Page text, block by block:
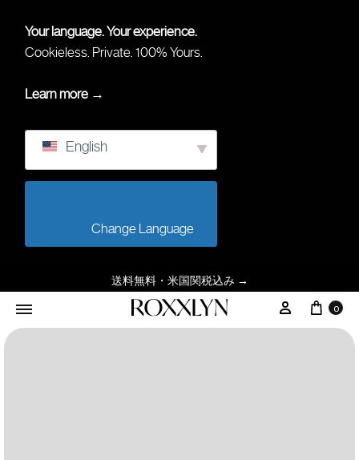
Your language. Your experience.
Cookieless. Private. 100% Yours.
Learn more →
English
送料無料・米国関税込み →
0